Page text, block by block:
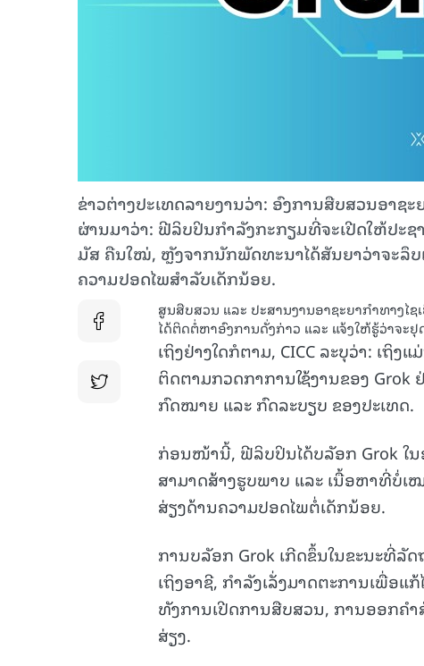
ຂ່າວຕ່າງປະເທດລາຍງານວ່າ: ອົງການສືບສວນອາຊ
ຜ່ານມາວ່າ: ຟີລິບປິນກຳລັງກະກຽມທີ່ຈະເປີດໃຫ້ປະຊ
ມັສ ຄືນໃໝ່, ຫຼັງຈາກນັກພັດທະນາໄດ້ສັນຍາວ່າຈະລຶ
ຄວາມປອດໄພສຳລັບເດັກນ້ອຍ.
ສູນສືບສວນ ແລະ ປະສານງານອາຊະຍາກຳທາງໄ
ໄດ້ຕິດຕໍ່ຫາອົງການດັ່ງກ່າວ ແລະ ແຈ້ງໃຫ້ຮູ້ວ່າຈະ
ເຖິງຢ່າງໃດກໍຕາມ, CICC ລະບຸວ່າ: ເຖິ
ຕິດຕາມກວດກາການໃຊ້ງານຂອງ Grok
ກົດໝາຍ ແລະ ກົດລະບຽບ ຂອງປະເທດ.
ກ່ອນໜ້ານີ້, ຟີລິບປິນໄດ້ບລັອກ Grok ໃ
ສາມາດສ້າງຮູບພາບ ແລະ ເນື້ອຫາທີ່ບໍ່ເ
ສ່ຽງດ້ານຄວາມປອດໄພຕໍ່ເດັກນ້ອຍ.
ການບລັອກ Grok ເກີດຂຶ້ນໃນຂະນະທີ່ລັ
ເຖິງອາຊີ, ກຳລັງເລັ່ງມາດຕະການເພື່ອ
ທັງການເປີດການສືບສວນ, ການອອກຄ
ສ່ຽງ.